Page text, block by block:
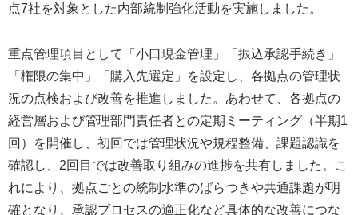
点7社を対象とした内部統制強化活動を実施しました。
重点管理項目として「小口現金管理」「振込承認手続き」
「権限の集中」「購入先選定」を設定し、各拠点の管理状
況の点検および改善を推進しました。あわせて、各拠点の
経営層および管理部門責任者との定期ミーティング（半期1
回）を開催し、初回では管理状況や規程整備、課題認識を
確認し、2回目では改善取り組みの進捗を共有しました。こ
れにより、拠点ごとの統制水準のばらつきや共通課題が明
確となり、承認プロセスの適正化など具体的な改善につな